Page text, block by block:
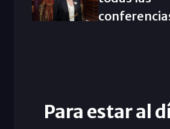
Para estar al